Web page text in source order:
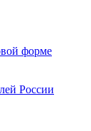
форме
России